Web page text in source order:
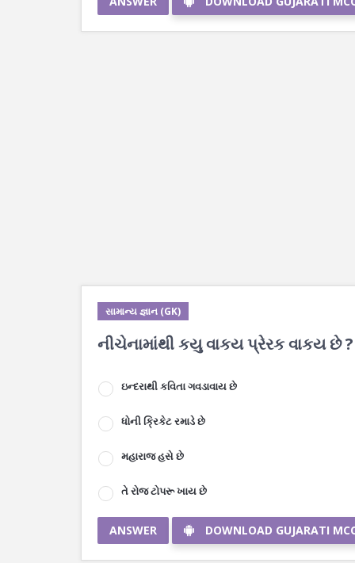
સામાન્ય જ્ઞાન (GK)
નીચેનામાંથી કયુ વાકય પ્રેરક વાકય છે ?
ઇન્દરાથી કવિતા ગવડાવાય છે
ધોની ક્રિકેટ રમાડે છે
મહારાજ હસે છે
તે રોજ ટોપરૂ ખાય છે
ANSWER DOWNLOAD GUJARATI